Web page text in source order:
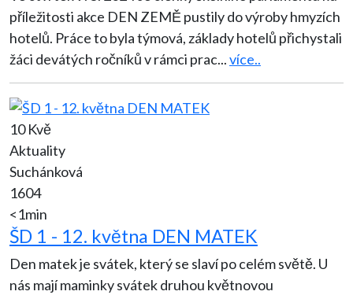
příležitosti akce DEN ZEMĚ pustily do výroby hmyzích
hotelů. Práce to byla týmová, základy hotelů přichystali
žáci devátých ročníků v rámci prac...více..
10 Kvě
Aktuality
Suchánková
1604
<1min
ŠD 1 - 12. května DEN MATEK
Den matek je svátek, který se slaví po celém světě. U
nás mají maminky svátek druhou květnovou